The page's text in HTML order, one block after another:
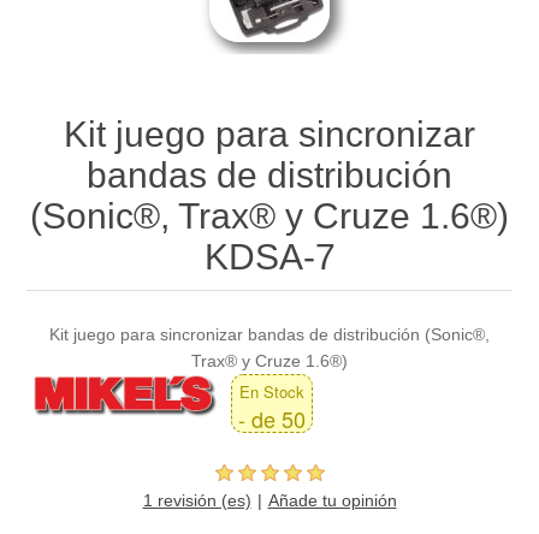
Kit juego para sincronizar
bandas de distribución
(Sonic®, Trax® y Cruze 1.6®)
KDSA-7
Kit juego para sincronizar bandas de distribución (Sonic®,
Trax® y Cruze 1.6®)
En Stock
- de 50
1 revisión (es) Añade tu opinión